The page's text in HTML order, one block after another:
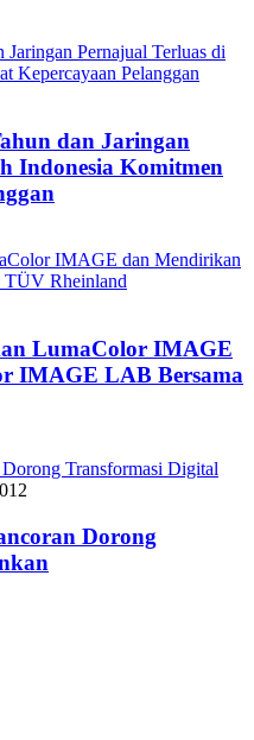
Pernajual Terluas di
Kepercayaan Pelanggan
dan Jaringan
Indonesia Komitmen
IMAGE dan Mendirikan
Rheinland
LumaColor IMAGE
IMAGE LAB Bersama
Transformasi Digital
Dorong